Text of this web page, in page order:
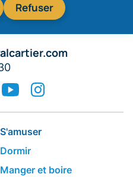
Refuser
S'amuser
Dormir
​Manger et boire